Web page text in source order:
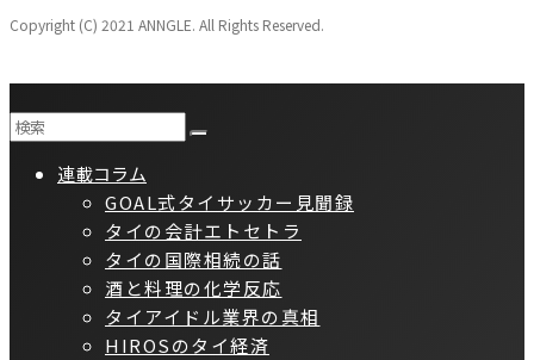
Copyright (C) 2021 ANNGLE. All Rights Reserved.
連載コラム
GOAL式タイサッカー見聞録
タイの会計エトセトラ
タイの国際相続の話
酒と料理の化学反応
タイアイドル業界の真相
HIROSのタイ経済